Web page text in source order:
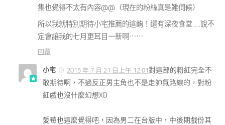
集也覺得不太有內容@@（現在的粉絲真是難伺候）
所以我就特別期待小宅推薦的這齣！還有深夜食堂…..說不
定會讓我的七月更耳目一新啊⋯⋯
回覆
小宅 2015 年 7 月 21 日上午 12:01對這部的粉紅完全不
敢期待啊，不過反正男主角也不是走帥氣路線的，對粉
紅戲也沒什麼幻想XD
愛莓也這麼覺得吧，因為男二在台版中，中後期戲份其